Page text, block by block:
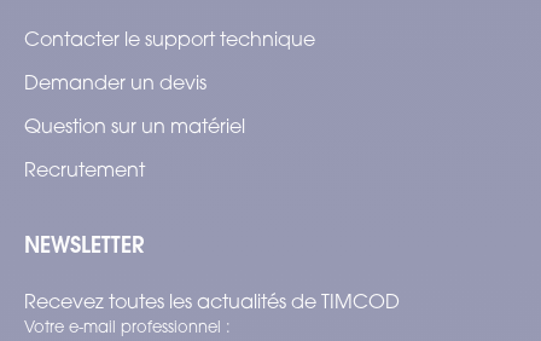
Contacter le support technique
Demander un devis
Question sur un matériel
Recrutement
NEWSLETTER
Recevez toutes les actualités de TIMCOD
Votre e-mail professionnel :